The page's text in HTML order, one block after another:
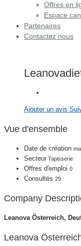
Offres en
Espace
Partenaires
Contactez nous
Ajouter un avis
Vue d'ensemble
Date de création
Secteur Tapisserie
Offres d'emploi 0
Consultés 29
Company
Leanova Österreich,
Leanova